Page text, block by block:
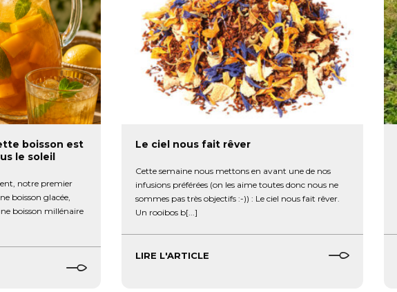
boisson est
le soleil
notre premier
boisson glacée,
boisson millénaire
Le ciel nous fait rêver
Cette semaine nous mettons en avant une de nos
infusions préférées (on les aime toutes donc nous ne
sommes pas très objectifs :-)) : Le ciel nous fait rêver.
Un rooibos b[...]
LIRE L'ARTICLE